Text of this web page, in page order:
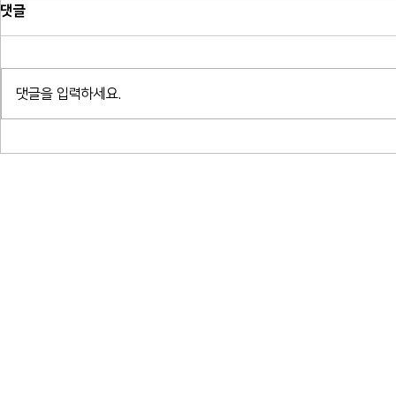
댓글
댓글을 입력하세요.